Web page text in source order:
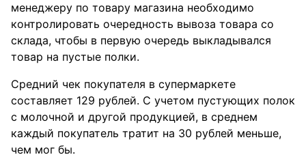
менеджеру по товару магазина необходимо
контролировать очередность вывоза товара со
склада, чтобы в первую очередь выкладывался
товар на пустые полки.
Средний чек покупателя в супермаркете
составляет 129 рублей. С учетом пустующих полок
с молочной и другой продукцией, в среднем
каждый покупатель тратит на 30 рублей меньше,
чем мог бы.